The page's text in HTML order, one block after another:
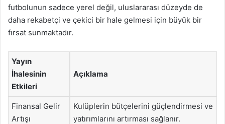
futbolunun sadece yerel değil, uluslararası düzeyde de
daha rekabetçi ve çekici bir hale gelmesi için büyük bir
fırsat sunmaktadır.
Yayın
İhalesinin
Etkileri
Açıklama
Finansal Gelir
Artışı
Kulüplerin bütçelerini güçlendirmesi ve
yatırımlarını artırması sağlanır.